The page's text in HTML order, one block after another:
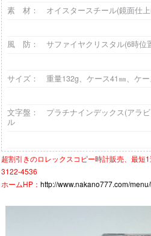
素 材： オイスタースチール(鏡面仕上
風 防： サファイヤクリスタル(6時位
サイズ： 重量132g、ケース41㎜、ケー
文字盤： プラチナインデックス(アラ
ル
超割引きのロレックスコピー時計販売、最短
3122-4536
ホームHP： http://www.nakano777.com/